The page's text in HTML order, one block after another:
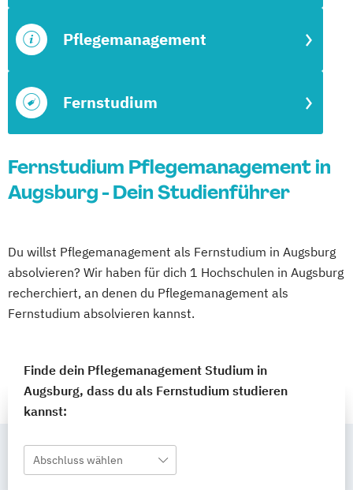
Fernstudium
Pflegemanagement
Fernstudium Pflegemanagement in
Augsburg - Dein Studienführer
Du willst Pflegemanagement als Fernstudium in Augsburg
absolvieren? Wir haben für dich 1 Hochschulen in Augsburg
recherchiert, an denen du Pflegemanagement als
Fernstudium absolvieren kannst.
Finde dein Pflegemanagement Studium in
Augsburg, dass du als Fernstudium studieren
kannst:
Abschluss wählen